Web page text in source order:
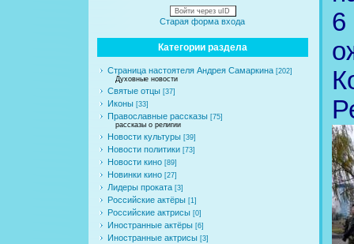
Войти через uID
Старая форма входа
Категории раздела
Страница настоятеля Андрея Самаркина [202]
Духовные новости
Святые отцы [37]
Иконы [33]
Православные рассказы [75]
рассказы о религии
Новости культуры [39]
Новости политики [73]
Новости кино [89]
Новинки кино [27]
Лидеры проката [3]
Российские актёры [1]
Российские актрисы [0]
Иностранные актёры [6]
Иностранные актрисы [3]